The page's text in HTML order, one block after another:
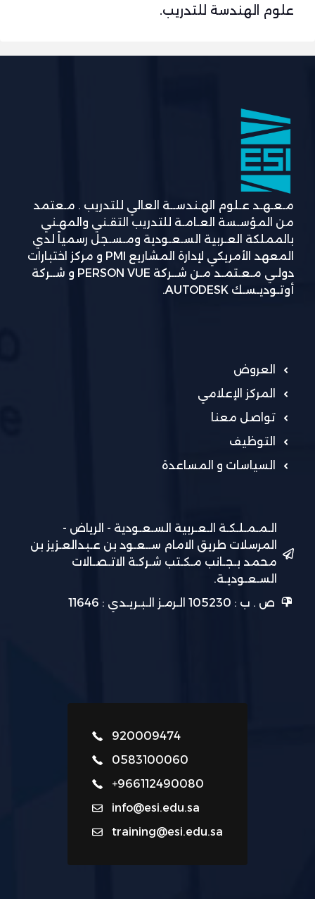
علوم الهندسة للتدريب.
مـعـهـد عـلوم الهـندســة العالي للتدريب . مـعتمد
من المؤسـسة العـامـة للتدريب التقـني والمهـني
بالمملكة العـربية السـعـودية ومـسـجل رسمياً لدي
المعهد الأمريكي لإدارة المشاريع PMI و مركز اختبارات
دولـي مـعـتمـد مـن شــركة PERSON VUE و شــركة
أوتـوديـسـك AUTODESK.
العروض
المركز الإعلامي
تواصل معنا
التوظيف
السياسات و المساعدة
الـمـمـلـكـة الـعـربية السـعـودية - الرياض -
المرسلات طريق الامام ســعـود بن عـبدالعـزيز بن
محمد بـجـانب مـكـتب شـركـة الاتـصـالات
السـعـوديـة.
ص . ب : 105230 الـرمـز الـبـريـدي : 11646
920009474
0583100060
+966112490080
info@esi.edu.sa
training@esi.edu.sa